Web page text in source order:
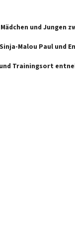
und Jungen
Sinja-Malou Paul und
Trainingsort